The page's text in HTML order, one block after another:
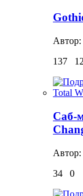
Автор:
137
12
Саб-
Автор:
34
0